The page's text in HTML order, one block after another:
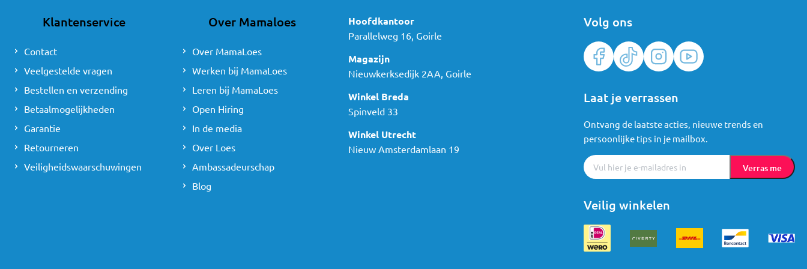
Klantenservice
Contact
Veelgestelde vragen
Bestellen en verzending
Betaalmogelijkheden
Garantie
Retourneren
Veiligheidswaarschuwingen
Over Mamaloes
Over MamaLoes
Werken bij MamaLoes
Leren bij MamaLoes
Open Hiring
In de media
Over Loes
Ambassadeurschap
Blog
Hoofdkantoor
Parallelweg 16, Goirle
Magazijn
Nieuwkerksedijk 2AA, Goirle
Winkel Breda
Spinveld 33
Winkel Utrecht
Nieuw Amsterdamlaan 19
Volg ons
Veilig winkelen
Laat je verrassen
Ontvang de laatste acties, nieuwe trends en
persoonlijke tips in je mailbox.
Verras me